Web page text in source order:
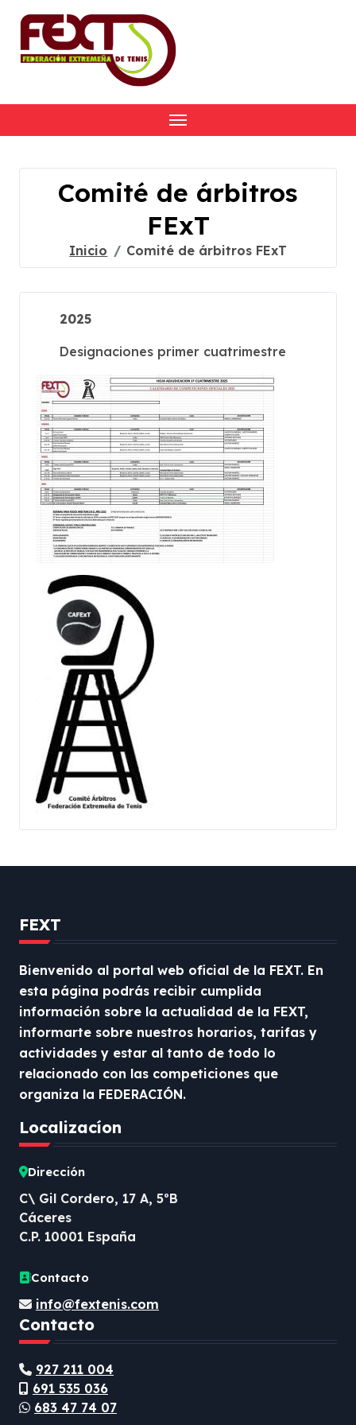
content
Comité de árbitros
FExT
Inicio Comité de árbitros FExT
2025
Designaciones primer cuatrimestre
FEXT
Bienvenido al portal web oficial de la FEXT. En
esta página podrás recibir cumplida
información sobre la actualidad de la FEXT,
informarte sobre nuestros horarios, tarifas y
actividades y estar al tanto de todo lo
relacionado con las competiciones que
organiza la FEDERACIÓN.
Localizacíon
Dirección
C\ Gil Cordero, 17 A, 5ºB
Cáceres
C.P. 10001 España
Contacto
info@fextenis.com
Contacto
927 211 004
691 535 036
683 47 74 07